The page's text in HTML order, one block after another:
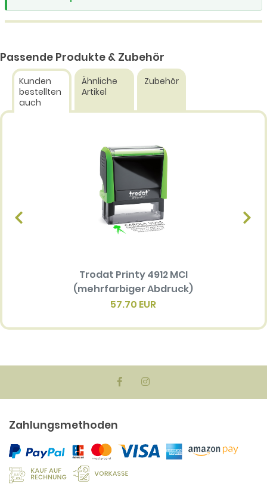
Passende Produkte & Zubehör
Kunden
bestellten
auch
Ähnliche
Artikel
Zubehör
Trodat Printy 4912 MCI
(mehrfarbiger Abdruck)
57.70 EUR
Zahlungsmethoden